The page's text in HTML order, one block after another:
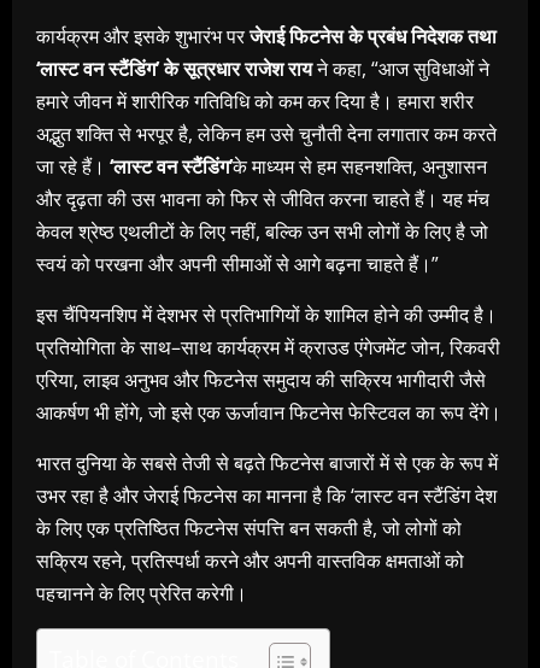
कार्यक्रमऔरइसकेशुभारंभपरजेराईफिटनेसकेप्रबंधनिदेशकतथा
‘लास्टवनस्टैंडिंग’केसूत्रधारराजेशरायनेकहा, “आजसुविधाओंने
हमारेजीवनमेंशारीरिकगतिविधिकोकमकरदियाहै। हमाराशरीर
अद्भुतशक्तिसेभरपूरहै,लेकिनहमउसेचुनौतीदेनालगातारकमकरते
जारहेहैं। ‘लास्टवनस्टैंडिंग’केमाध्यमसेहमसहनशक्ति, अनुशासन
औरदृढ़ताकीउसभावनाकोफिरसेजीवितकरनाचाहतेहैं। यहमंच
केवलश्रेष्ठएथलीटोंकेलिएनहीं,बल्किउनसभीलोगोंकेलिएहैजो
स्वयंकोपरखनाऔरअपनीसीमाओंसेआगेबढ़नाचाहतेहैं।”
इसचैंपियनशिपमेंदेशभरसेप्रतिभागियोंकेशामिलहोनेकीउम्मीदहै।
प्रतियोगिताकेसाथ–साथकार्यक्रममेंक्राउडएंगेजमेंटजोन,रिकवरी
एरिया,लाइवअनुभवऔरफिटनेससमुदायकीसक्रियभागीदारीजैसे
आकर्षणभीहोंगे,जोइसेएकऊर्जावानफिटनेसफेस्टिवलकारूपदेंगे।
भारतदुनियाकेसबसेतेजीसेबढ़तेफिटनेसबाजारोंमेंसेएककेरूपमें
उभररहाहैऔरजेराईफिटनेसकामाननाहैकि‘लास्टवनस्टैंडिंगदेश
केलिएएकप्रतिष्ठितफिटनेससंपत्तिबनसकतीहै,जोलोगोंको
सक्रियरहने,प्रतिस्पर्धाकरनेऔरअपनीवास्तविकक्षमताओंको
पहचाननेकेलिएप्रेरितकरेगी।